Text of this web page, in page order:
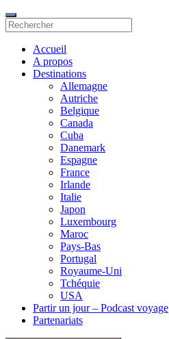
Accueil
A propos
Destinations
Allemagne
Autriche
Belgique
Canada
Cuba
Danemark
Espagne
France
Irlande
Italie
Japon
Luxembourg
Maroc
Pays-Bas
Portugal
Royaume-Uni
Tchéquie
USA
Partir un jour – Podcast voyage
Partenariats